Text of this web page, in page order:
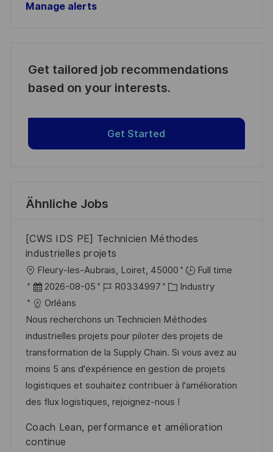
Manage alerts
Get tailored job recommendations
based on your interests.
Get Started
Ähnliche Jobs
[CWS IDS PE] Technicien Méthodes
industrielles projets
O
r
t
Fleury-les-Aubrais, Loiret, 45000
Full time
D
a
t
u
m
d
e
r
e
2026-08-05
J
b
-
I
D
R0334997
K
t
e
g
o
r
i
Industry
Orléans
Nous recherchons un Technicien Méthodes
industrielles projets pour piloter des projets de
transformation de la Supply Chain. Si vous avez au
moins 5 ans d'expérience en gestion de projets
logistiques et souhaitez contribuer à l'amélioration
des flux logistiques, rejoignez-nous !
Coach Lean, performance et amélioration
continue